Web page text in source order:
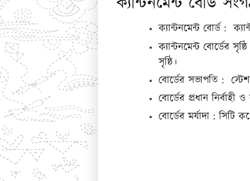
ক্যান্টনমেন্ট বোর্ড :
ক্যান্টনমেন্ট বোর্ডের
সৃষ্ঠি।
বোর্ডের সভাপতি :
বোর্ডের প্রধান
বোর্ডের মর্যাদা : সিটি